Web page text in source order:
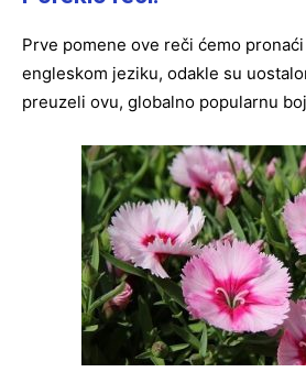
Prve pomene ove reči ćemo
engleskom jeziku, odakle su
preuzeli ovu, globalno popularnu